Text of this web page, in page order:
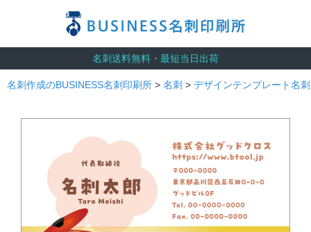
名刺送料無料・最短当日出荷
名刺作成のBUSINESS名刺印刷所 > 名刺 > デザインテンプレート名刺